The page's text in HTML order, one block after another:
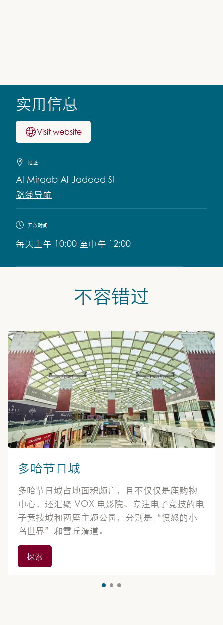
实用信息
Visit website
地址
Al Mirqab Al Jadeed St
路线导航
开放时间
每天上午 10:00 至中午 12:00
不容错过
多哈节日城
多哈节日城占地面积颇广，且不仅仅是座购物
中心，还汇聚 VOX 电影院、专注电子竞技的电
子竞技城和两座主题公园，分别是“愤怒的小
鸟世界”和雪丘滑道。
探索